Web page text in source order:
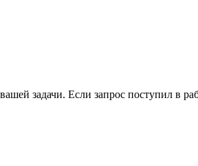
задачи. Если запрос поступил в